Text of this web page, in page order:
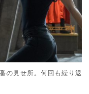
の見せ所。何回も繰り返